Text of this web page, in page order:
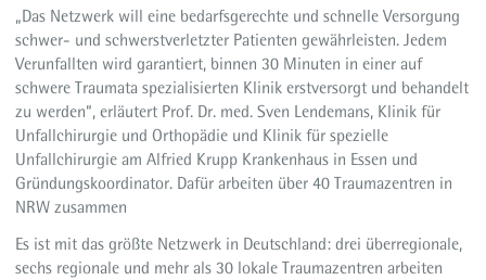
„Das Netzwerk will eine bedarfsgerechte und schnelle Versorgung
schwer- und schwerstverletzter Patienten gewährleisten. Jedem
Verunfallten wird garantiert, binnen 30 Minuten in einer auf
schwere Traumata spezialisierten Klinik erstversorgt und behandelt
zu werden“, erläutert Prof. Dr. med. Sven Lendemans, Klinik für
Unfallchirurgie und Orthopädie und Klinik für spezielle
Unfallchirurgie am Alfried Krupp Krankenhaus in Essen und
Gründungskoordinator. Dafür arbeiten über 40 Traumazentren in
NRW zusammen
Es ist mit das größte Netzwerk in Deutschland: drei überregionale,
sechs regionale und mehr als 30 lokale Traumazentren arbeiten